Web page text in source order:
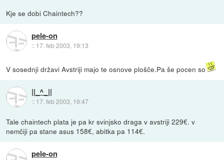
Kje se dobi Chaintech??
pele-on
:: 17. feb 2003, 19:13
V sosednji državi Avstriji majo te osnove plošče.Pa še pocen so
||_^_||
:: 17. feb 2003, 19:47
Tale chaintech plata je pa kr svinjsko draga v avstriji 229€. v
nemčiji pa stane asus 158€, abitka pa 114€.
pele-on